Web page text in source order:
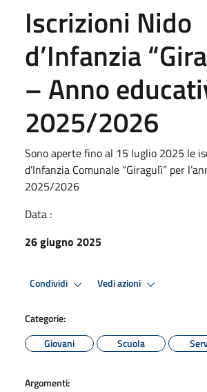
Iscrizioni Nido
d’Infanzia
– Anno
2025/2026
Sono aperte fino al 15 luglio 2025 le
d’Infanzia Comunale “Giragulì” per
2025/2026
Data :
26 giugno 2025
Condividi Vedi azioni
Categorie:
Giovani
Scuola
Argomenti: